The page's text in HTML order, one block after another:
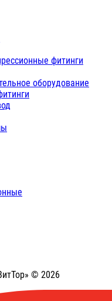
фитинги
оборудование
© 2026